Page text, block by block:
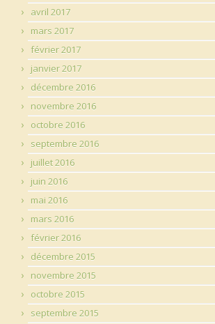
avril 2017
mars 2017
février 2017
janvier 2017
décembre 2016
novembre 2016
octobre 2016
septembre 2016
juillet 2016
juin 2016
mai 2016
mars 2016
février 2016
décembre 2015
novembre 2015
octobre 2015
septembre 2015